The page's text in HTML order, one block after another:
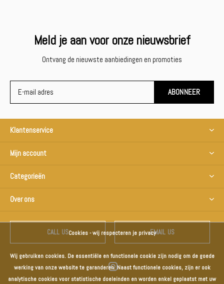
Meld je aan voor onze nieuwsbrief
Ontvang de nieuwste aanbiedingen en promoties
ABONNEER
Klantenservice
Mijn account
Categorieën
Over ons
CALL US EMAIL US
Cookies - wij respecteren je privacy
Wij gebruiken cookies. De essentiële en functionele cookie zijn nodig om de goede
werking van onze website te garanderen. Naast functionele cookies, zijn er ook
analytische cookies voor statistische doeleinden en worden enkel geplaatst met uw